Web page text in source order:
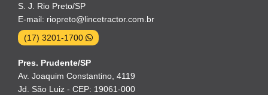
S. J. Rio Preto/SP
E-mail: riopreto@lincetractor.com.br
(17) 3201-1700
Pres. Prudente/SP
Av. Joaquim Constantino, 4119
Jd. São Luiz - CEP: 19061-000